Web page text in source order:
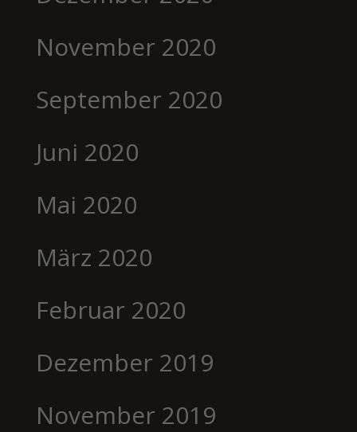
November 2020
September 2020
Juni 2020
Mai 2020
März 2020
Februar 2020
Dezember 2019
November 2019